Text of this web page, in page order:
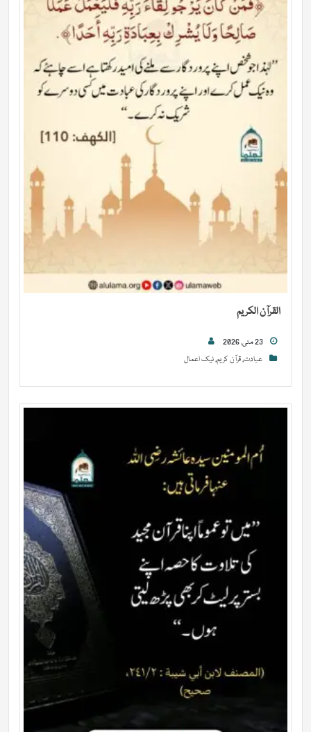
القرآن الکریم
عبادت,قرآن کریم,نیک اعمال